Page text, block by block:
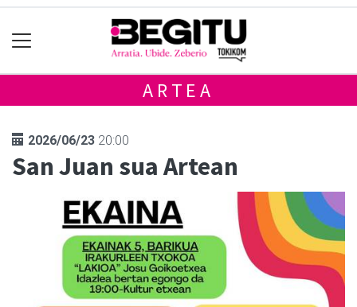
ARTEA
2026/06/23 20:00
San Juan sua Artean